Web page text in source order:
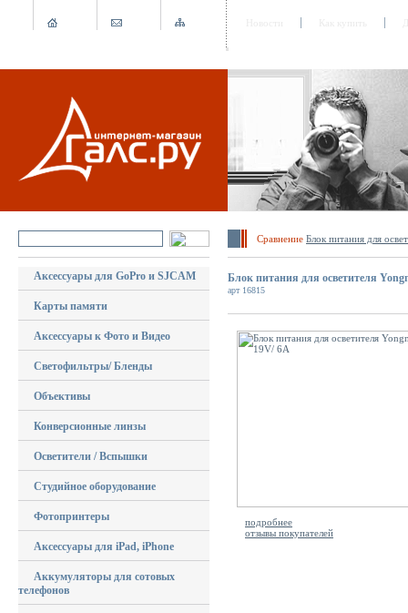
Сравнение Блок питания для
Аксессуары для GoPro и SJCAM
Карты памяти
Аксессуары к Фото и Видео
Светофильтры/ Бленды
Объективы
Конверсионные линзы
Осветители / Вспышки
Студийное оборудование
Фотопринтеры
Аксессуары для iPad, iPhone
Аккумуляторы для сотовых
телефонов
Блок питания для осветителя
арт 16815
подробнее
отзывы покупателей